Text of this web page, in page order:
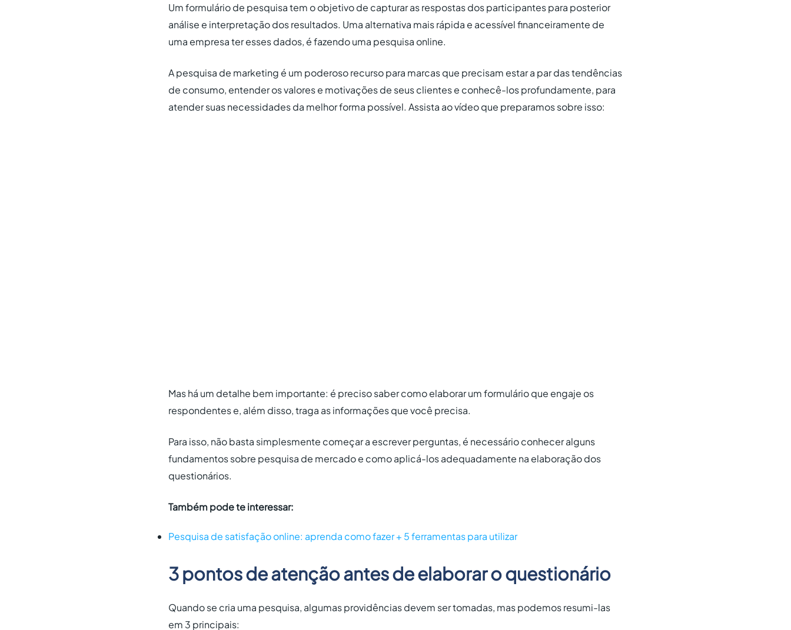
Um formulário de pesquisa tem o objetivo de capturar as respostas dos participantes para posterior
análise e interpretação dos resultados. Uma alternativa mais rápida e acessível financeiramente de
uma empresa ter esses dados, é fazendo uma pesquisa online.
A pesquisa de marketing é um poderoso recurso para marcas que precisam estar a par das tendências
de consumo, entender os valores e motivações de seus clientes e conhecê-los profundamente, para
atender suas necessidades da melhor forma possível. Assista ao vídeo que preparamos sobre isso:
Mas há um detalhe bem importante: é preciso saber como elaborar um formulário que engaje os
respondentes e, além disso, traga as informações que você precisa.
Para isso, não basta simplesmente começar a escrever perguntas, é necessário conhecer alguns
fundamentos sobre pesquisa de mercado e como aplicá-los adequadamente na elaboração dos
questionários.
Também pode te interessar:
Pesquisa de satisfação online: aprenda como fazer + 5 ferramentas para utilizar
3 pontos de atenção antes de elaborar o questionário
Quando se cria uma pesquisa, algumas providências devem ser tomadas, mas podemos resumi-las
em 3 principais: